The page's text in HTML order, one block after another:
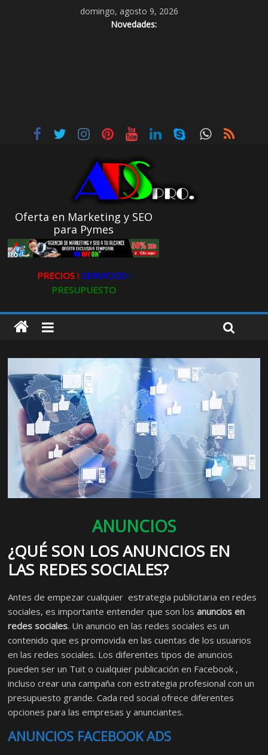
domingo, agosto 9, 2026
Novedades:
Oferta en Marketing y SEO
para Pymes
PRECIOS ǀ SERVICIOS ǀ
PRESUPUESTO
ANUNCIOS
¿QUÉ SON LOS ANUNCIOS EN
LAS REDES SOCIALES?
Antes de empezar cualquier estrategia publicitaria en redes
sociales, es importante entender que son losanuncios en
redes sociales. Un anuncio en las redes sociales es un
contenido que es promovida en las cuentas de los usuarios
en las redes sociales. Los diferentes tipos de anuncios
pueden ser un Tuit o cualquier publicación en Facebook ,
incluso crear una campaña con estrategia profesional con un
presupuesto grande. Cada red social ofrece diferentes
opciones para las empresas y anunciantes.
ANUNCIOS FACEBOOK ADS